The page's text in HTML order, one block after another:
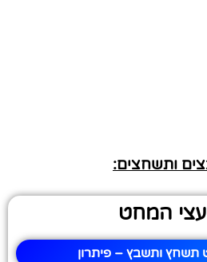
ותשחצים:
עצי המחט
תשחץ ותשבץ – פיתרון